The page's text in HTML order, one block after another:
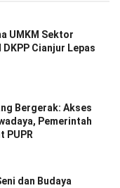
UMKM Sektor
DKPP Cianjur Lepas
Bergerak: Akses
Pemerintah
PUPR
dan Budaya